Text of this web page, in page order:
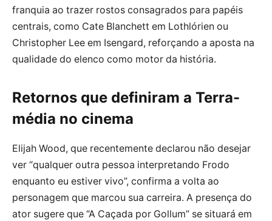
franquia ao trazer rostos consagrados para papéis
centrais, como Cate Blanchett em Lothlórien ou
Christopher Lee em Isengard, reforçando a aposta na
qualidade do elenco como motor da história.
Retornos que definiram a Terra-
média no cinema
Elijah Wood, que recentemente declarou não desejar
ver “qualquer outra pessoa interpretando Frodo
enquanto eu estiver vivo”, confirma a volta ao
personagem que marcou sua carreira. A presença do
ator sugere que “A Caçada por Gollum” se situará em